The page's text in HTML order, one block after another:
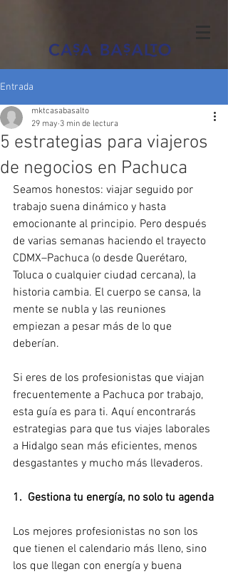
Entrada
5 estrategias para viajeros
de negocios en Pachuca
mktcasabasalto
29 may 3 min de lectura
Seamos honestos: viajar seguido por
trabajo suena dinámico y hasta
emocionante al principio. Pero después
de varias semanas haciendo el trayecto
CDMX–Pachuca (o desde Querétaro,
Toluca o cualquier ciudad cercana), la
historia cambia. El cuerpo se cansa, la
mente se nubla y las reuniones
empiezan a pesar más de lo que
deberían.
Si eres de los profesionistas que viajan
frecuentemente a Pachuca por trabajo,
esta guía es para ti. Aquí encontrarás
estrategias para que tus viajes laborales
a Hidalgo sean más eficientes, menos
desgastantes y mucho más llevaderos.
1.  Gestiona tu energía, no solo tu agenda
Los mejores profesionistas no son los
que tienen el calendario más lleno, sino
los que llegan con energía y buena